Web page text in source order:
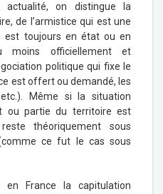
on distingue la
de l’armistice qui est une
est toujours en état ou en
officiellement et
politique qui fixe le
est offert ou demandé, les
Même si la situation
ou partie du territoire est
théoriquement sous
ce fut le cas sous
France la capitulation